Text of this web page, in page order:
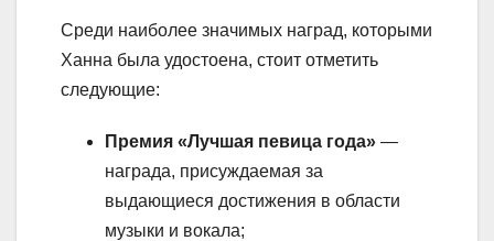
Среди наиболее значимых наград, которыми
Ханна была удостоена, стоит отметить
следующие:
Премия «Лучшая певица года» —
награда, присуждаемая за
выдающиеся достижения в области
музыки и вокала;